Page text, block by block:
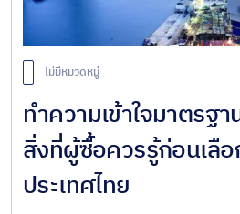
ไม่มีหมวดหมู่
ทำความเข้าใจมาตรฐา
สิ่งที่ผู้ซื้อควรรู้ก่อนเลือ
ประเทศไทย